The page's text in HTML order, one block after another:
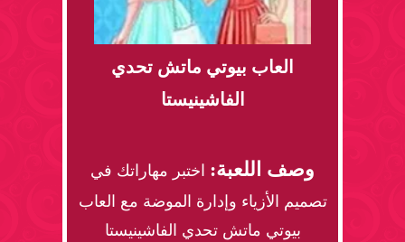
العاب بيوتي ماتش تحدي
الفاشينيستا
وصف اللعبة: اختبر مهاراتك في
تصميم الأزياء وإدارة الموضة مع العاب
بيوتي ماتش تحدي الفاشينيستا